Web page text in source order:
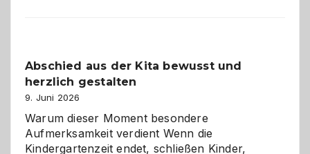
verstehen
Abschied aus der Kita bewusst und
herzlich gestalten
9. Juni 2026
Warum dieser Moment besondere
Aufmerksamkeit verdient Wenn die
Kindergartenzeit endet, schließen Kinder,